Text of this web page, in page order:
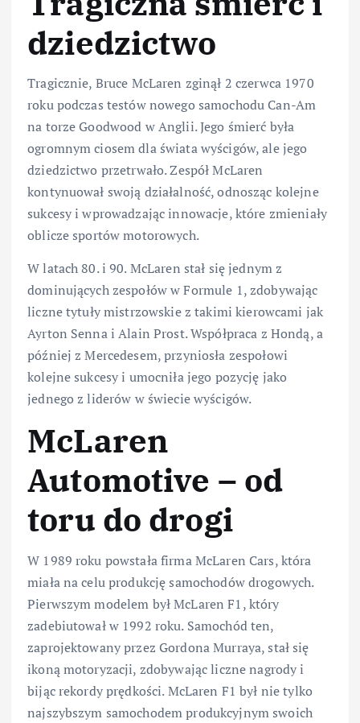
dziedzictwo
Tragicznie, Bruce McLaren zginął 2 czerwca 1970
roku podczas testów nowego samochodu Can-Am
na torze Goodwood w Anglii. Jego śmierć była
ogromnym ciosem dla świata wyścigów, ale jego
dziedzictwo przetrwało. Zespół McLaren
kontynuował swoją działalność, odnosząc kolejne
sukcesy i wprowadzając innowacje, które zmieniały
oblicze sportów motorowych.
W latach 80. i 90. McLaren stał się jednym z
dominujących zespołów w Formule 1, zdobywając
liczne tytuły mistrzowskie z takimi kierowcami jak
Ayrton Senna i Alain Prost. Współpraca z Hondą, a
później z Mercedesem, przyniosła zespołowi
kolejne sukcesy i umocniła jego pozycję jako
jednego z liderów w świecie wyścigów.
McLaren
Automotive – od
toru do drogi
W 1989 roku powstała firma McLaren Cars, która
miała na celu produkcję samochodów drogowych.
Pierwszym modelem był McLaren F1, który
zadebiutował w 1992 roku. Samochód ten,
zaprojektowany przez Gordona Murraya, stał się
ikoną motoryzacji, zdobywając liczne nagrody i
bijąc rekordy prędkości. McLaren F1 był nie tylko
najszybszym samochodem produkcyjnym swoich